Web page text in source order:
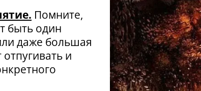
Помните,
быть один
даже большая
и